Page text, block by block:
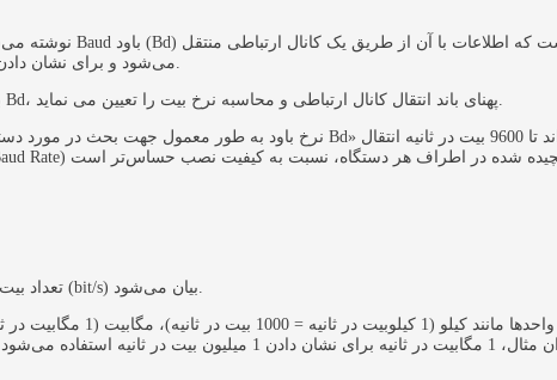
می‌شود و برای نشان دادن تعداد رویدادهای سیگنالینگ (یعنی نمادها) که در هر ثانیه از محیط انتقال عبور می نمایند، استفاده می‌شود.
نرخ Bd بالاتر به معنای انتقال و دریافت سریع‌تر اطلاعات بین دستگاه‌های ارتباطی است. علاوه بر این، نرخ Bd، پهنای باند انتقال کانال ارتباطی و محاسبه نرخ بیت را تعیین می نماید.